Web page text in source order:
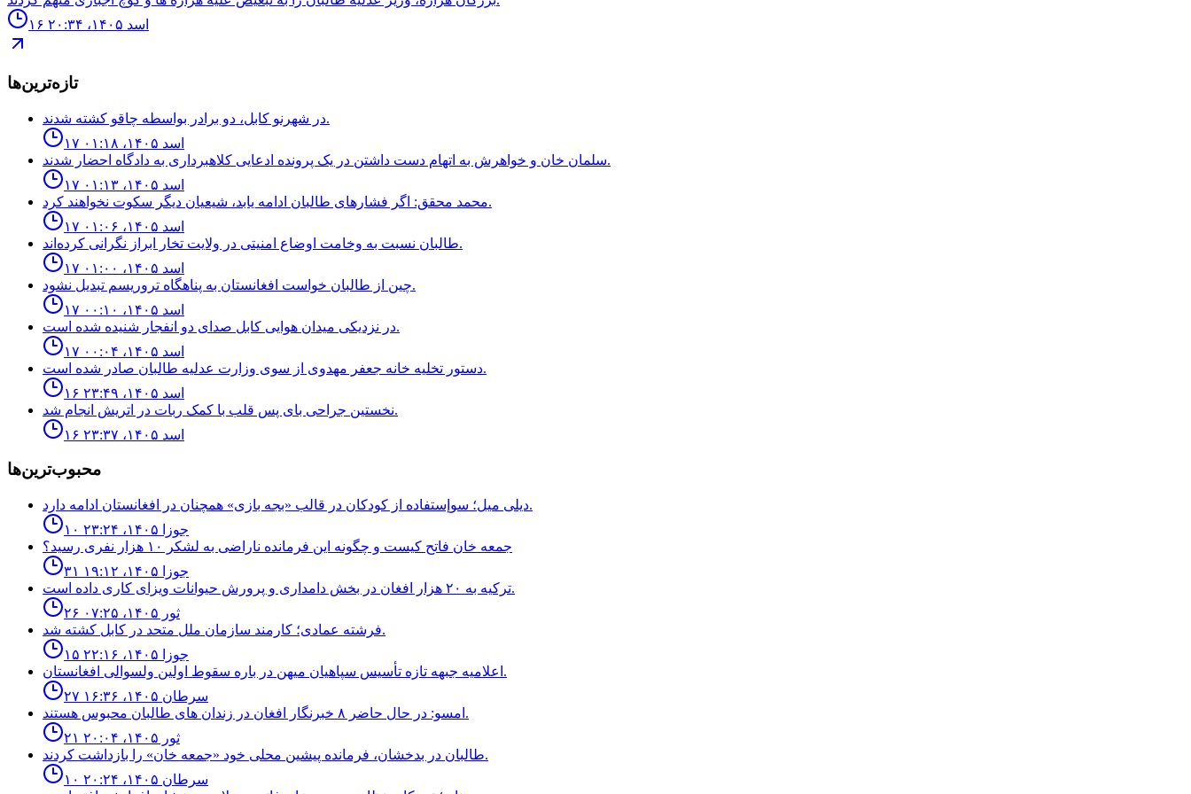
۱۶ اسد ۱۴۰۵، ۲۰:۳۴
تازه‌ترین‌ها
در شهرنو کابل، دو برادر بواسطه چاقو کشته شدند.
۱۷ اسد ۱۴۰۵، ۰۱:۱۸
سلمان خان و خواهرش به اتهام دست داشتن در یک پرونده ادعایی کلاهبرداری به دادگاه احضار شدند.
۱۷ اسد ۱۴۰۵، ۰۱:۱۳
محمد محقق: اگر فشارهای طالبان ادامه یابد، شیعیان دیگر سکوت نخواهند کرد.
۱۷ اسد ۱۴۰۵، ۰۱:۰۶
طالبان نسبت به وخامت اوضاع امنیتی در ولایت تخار ابراز نگرانی کرده‌اند.
۱۷ اسد ۱۴۰۵، ۰۱:۰۰
چين از طالبان خواست افغانستان به پناهگاه تروريسم تبديل نشود.
۱۷ اسد ۱۴۰۵، ۰۰:۱۰
در نزدیکی میدان هوایی کابل صدای دو انفجار شنیده شده است.
۱۷ اسد ۱۴۰۵، ۰۰:۰۴
دستور تخليه خانه جعفر مهدوى از سوى وزارت عدليه طالبان صادر شده است.
۱۶ اسد ۱۴۰۵، ۲۳:۴۹
نخستين جراحى باى پس قلب با كمک ربات در اتريش انجام شد.
۱۶ اسد ۱۴۰۵، ۲۳:۳۷
محبوب‌ترین‌ها
ديلى ميل؛ سوإستفاده از كودكان در قالب «بجه بازى» همچنان در افغانستان ادامه دارد.
۱۰ جوزا ۱۴۰۵، ۲۳:۲۴
جمعه خان فاتح كيست و چگونه اين فرمانده ناراضى به لشكر ١٠ هزار نفرى رسيد؟
۳۱ جوزا ۱۴۰۵، ۱۹:۱۲
ترکیه به ۲۰ هزار افغان در بخش دامداری و پرورش حیوانات ویزای کاری داده است.
۲۶ ثور ۱۴۰۵، ۰۷:۲۵
فرشته عمادى؛ كارمند سازمان ملل متحد در كابل كشته شد.
۱۵ جوزا ۱۴۰۵، ۲۲:۱۶
اعلاميه جبهه تازه تأسيس سپاهيان ميهن در باره سقوط اولين ولسوالى افغانستان.
۲۷ سرطان ۱۴۰۵، ۱۶:۳۶
امسو: در حال حاضر ۸ خبرنگار افغان در زندان‌ های طالبان محبوس هستند.
۲۱ ثور ۱۴۰۵، ۲۰:۰۴
طالبان در بدخشان، فرمانده پیشین محلی خود «جمعه خان» را بازداشت کردند.
۱۰ سرطان ۱۴۰۵، ۲۰:۲۴